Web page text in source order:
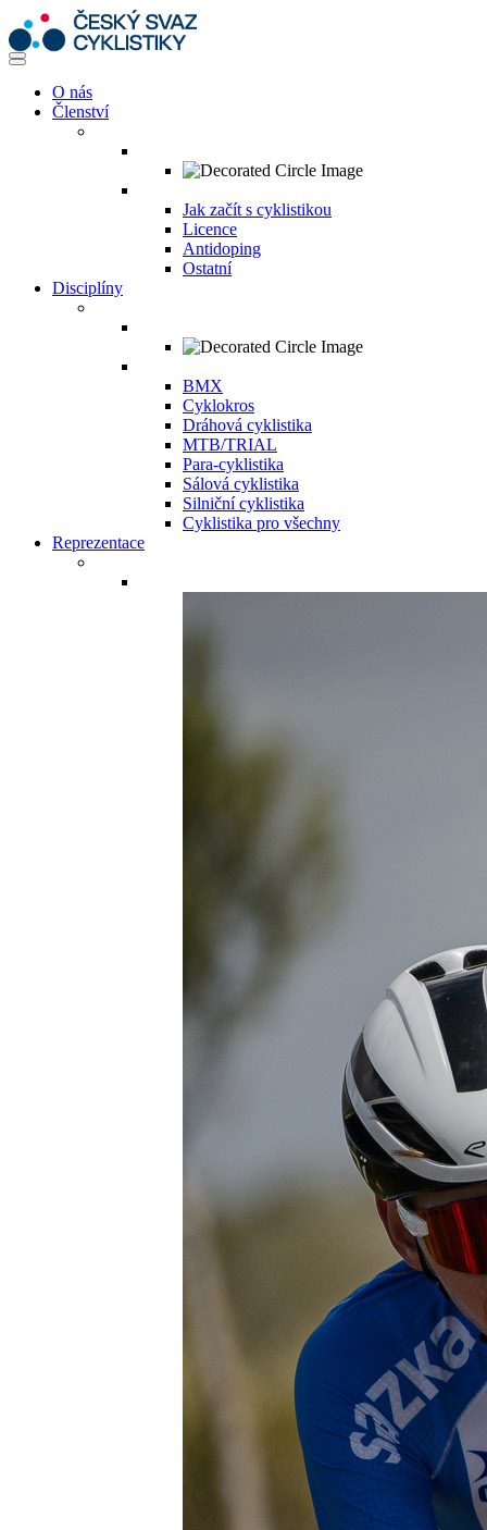
O nás
Členství
Jak začít s cyklistikou
Licence
Antidoping
Ostatní
Disciplíny
BMX
Cyklokros
Dráhová cyklistika
MTB/TRIAL
Para-cyklistika
Sálová cyklistika
Silniční cyklistika
Cyklistika pro všechny
Reprezentace